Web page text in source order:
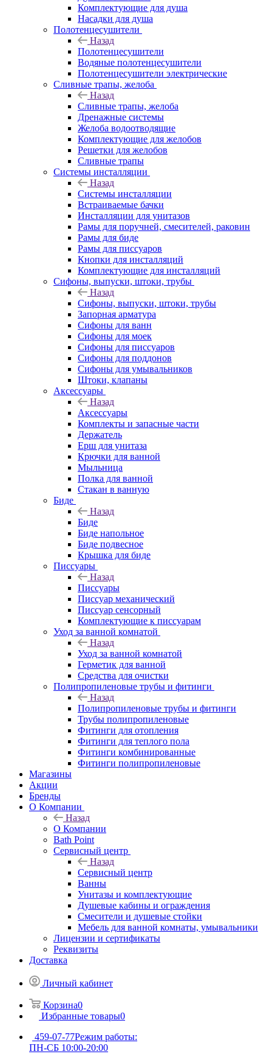
Комплектующие для душа
Насадки для душа
Полотенцесушители
Назад
Полотенцесушители
Водяные полотенцесушители
Полотенцесушители электрические
Сливные трапы, желоба
Назад
Сливные трапы, желоба
Дренажные системы
Желоба водоотводящие
Комплектующие для желобов
Решетки для желобов
Сливные трапы
Системы инсталляции
Назад
Системы инсталляции
Встраиваемые бачки
Инсталляции для унитазов
Рамы для поручней, смесителей, раковин
Рамы для биде
Рамы для писсуаров
Кнопки для инсталляций
Комплектующие для инсталляций
Сифоны, выпуски, штоки, трубы
Назад
Сифоны, выпуски, штоки, трубы
Запорная арматура
Сифоны для ванн
Сифоны для моек
Сифоны для писсуаров
Сифоны для поддонов
Сифоны для умывальников
Штоки, клапаны
Аксессуары
Назад
Аксессуары
Комплекты и запасные части
Держатель
Ерш для унитаза
Крючки для ванной
Мыльница
Полка для ванной
Стакан в ванную
Биде
Назад
Биде
Биде напольное
Биде подвесное
Крышка для биде
Писсуары
Назад
Писсуары
Писсуар механический
Писсуар сенсорный
Комплектующие к писсуарам
Уход за ванной комнатой
Назад
Уход за ванной комнатой
Герметик для ванной
Средства для очистки
Полипропиленовые трубы и фитинги
Назад
Полипропиленовые трубы и фитинги
Трубы полипропиленовые
Фитинги для отопления
Фитинги для теплого пола
Фитинги комбинированные
Фитинги полипропиленовые
Магазины
Акции
Бренды
О Компании
Назад
О Компании
Bath Point
Сервисный центр
Назад
Сервисный центр
Ванны
Унитазы и комплектующие
Душевые кабины и ограждения
Смесители и душевые стойки
Мебель для ванной комнаты, умывальники
Лицензии и сертификаты
Реквизиты
Доставка
Личный кабинет
Корзина0
Избранные товары0
459-07-77Режим работы:
ПН-СБ 10:00-20:00